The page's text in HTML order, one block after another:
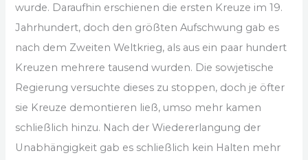
wurde. Daraufhin erschienen die ersten Kreuze im 19.
Jahrhundert, doch den größten Aufschwung gab es
nach dem Zweiten Weltkrieg, als aus ein paar hundert
Kreuzen mehrere tausend wurden. Die sowjetische
Regierung versuchte dieses zu stoppen, doch je öfter
sie Kreuze demontieren ließ, umso mehr kamen
schließlich hinzu. Nach der Wiedererlangung der
Unabhängigkeit gab es schließlich kein Halten mehr